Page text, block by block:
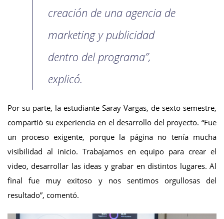
creación de una agencia de
marketing y publicidad
dentro del programa”,
explicó.
Por su parte, la estudiante Saray Vargas, de sexto semestre,
compartió su experiencia en el desarrollo del proyecto. “Fue
un proceso exigente, porque la página no tenía mucha
visibilidad al inicio. Trabajamos en equipo para crear el
video, desarrollar las ideas y grabar en distintos lugares. Al
final fue muy exitoso y nos sentimos orgullosas del
resultado”, comentó.